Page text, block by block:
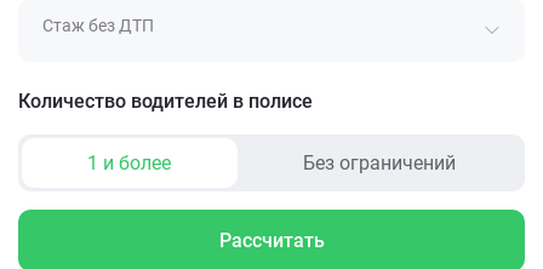
Стаж без ДТП
Количество водителей в полисе
1 и более Без ограничений
Рассчитать